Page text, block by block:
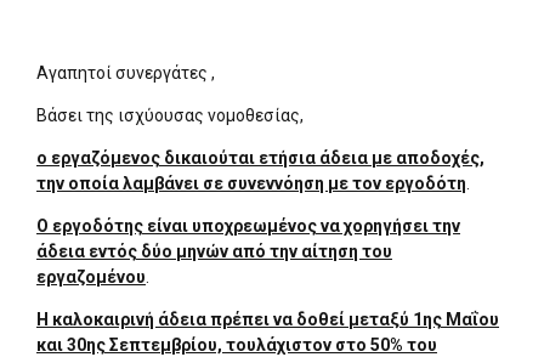
Αγαπητοί συνεργάτες ,
Βάσει της ισχύουσας νομοθεσίας,
ο εργαζόμενος δικαιούται ετήσια άδεια με αποδοχές,
την οποία λαμβάνει σε συνεννόηση με τον εργοδότη
Ο εργοδότης είναι υποχρεωμένος να χορηγήσει την
άδεια εντός δύο μηνών από την αίτηση του
εργαζομένου
Η καλοκαιρινή άδεια πρέπει να δοθεί μεταξύ 1ης Μαΐου
και 30ης Σεπτεμβρίου, τουλάχιστον στο 50% του